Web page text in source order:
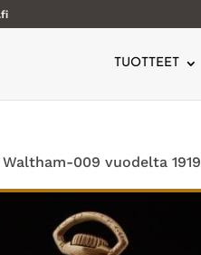
TUOTTEET
009 vuodelta 1919